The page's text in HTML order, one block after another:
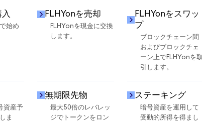
始め
FLHYonを売却
FLHYonを現金に交換
します。
FLHYonをスワッ
プ
ブロックチェーン間
およびブロックチェ
ーン上でFLHYonを取
引します。
資産予
ま
無期限先物
最大50倍のレバレッ
ジでトークンをロン
ステーキング
暗号資産を運用して
受動的所得を得まし